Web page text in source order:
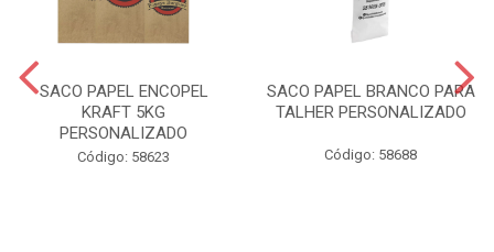
SACO PAPEL ENCOPEL
KRAFT 5KG
PERSONALIZADO
Código: 58623
SACO PAPEL BRANCO PARA
TALHER PERSONALIZADO
Código: 58688